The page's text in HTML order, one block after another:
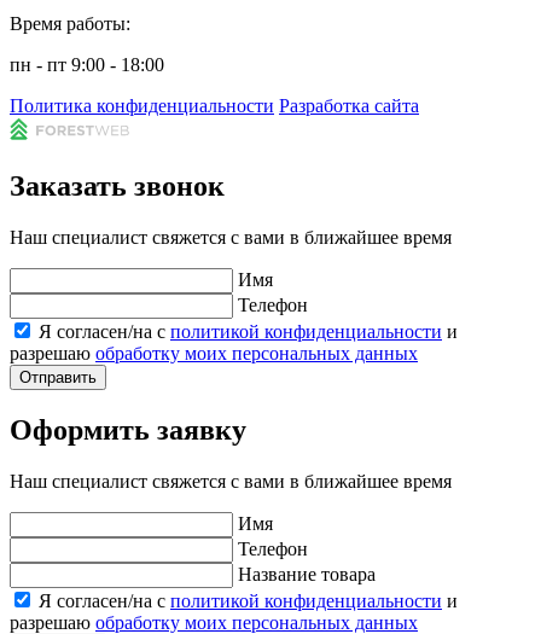
Время работы:
пн - пт 9:00 - 18:00
Политика конфиденциальности Разработка сайта
Заказать звонок
Наш специалист свяжется с вами в ближайшее время
Имя
Телефон
Я согласен/на с политикой конфиденциальности и
разрешаю обработку моих персональных данных
Отправить
Оформить заявку
Наш специалист свяжется с вами в ближайшее время
Имя
Телефон
Название товара
Я согласен/на с политикой конфиденциальности и
разрешаю обработку моих персональных данных